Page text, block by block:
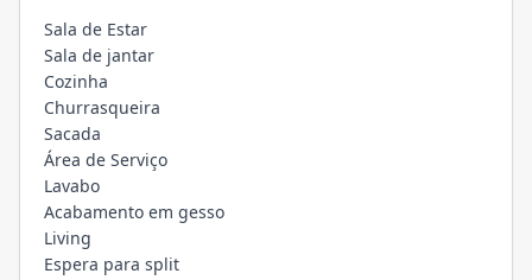
Sala de Estar
Sala de jantar
Cozinha
Churrasqueira
Sacada
Área de Serviço
Lavabo
Acabamento em gesso
Living
Espera para split